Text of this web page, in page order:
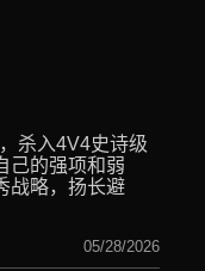
杀入4V4史诗级
己的强项和弱
战略，扬长避
05/28/2026